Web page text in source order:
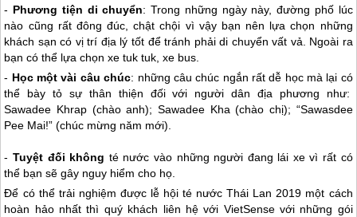
- Phương tiện di chuyển: Trong những ngày này, đường phố lúc
nào cũng rất đông đúc, chật chội vì vậy bạn nên lựa chọn những
khách sạn có vị trí địa lý tốt để tránh phải di chuyển vất vả. Ngoài ra
bạn có thể lựa chọn xe tuk tuk, xe bus.
- Học một vài câu chúc: những câu chúc ngắn rất dễ học mà lại có
thể bày tỏ sự thân thiện đối với người dân địa phương như:
Sawadee Khrap (chào anh); Sawadee Kha (chào chị); “Sawasdee
Pee Mai!” (chúc mừng năm mới).
-Tuyệt đối không té nước vào những người đang lái xe vì rất có
thể bạn sẽ gây nguy hiểm cho họ.
Để có thể trải nghiệm được lễ hội té nướcThái Lan 2019 một cách
hoàn hảo nhất thì quý khách liên hệ với VietSense với những gói